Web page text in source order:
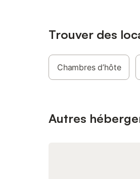
Trouver des
Chambres d’hôte
Autres